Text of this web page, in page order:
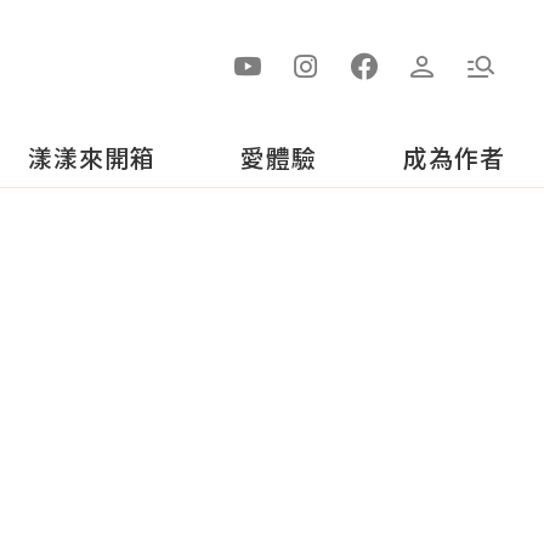
漾漾來開箱 愛體驗 成為作者